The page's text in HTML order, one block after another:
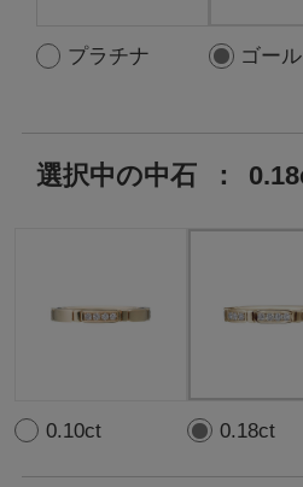
プラチナ ゴー
選択中の中石 ：
0.10ct 0.18ct